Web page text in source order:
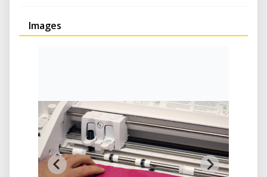
Images